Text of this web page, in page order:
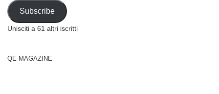
Address
Subscribe
Unisciti a 61 altri iscritti
QE-MAGAZINE